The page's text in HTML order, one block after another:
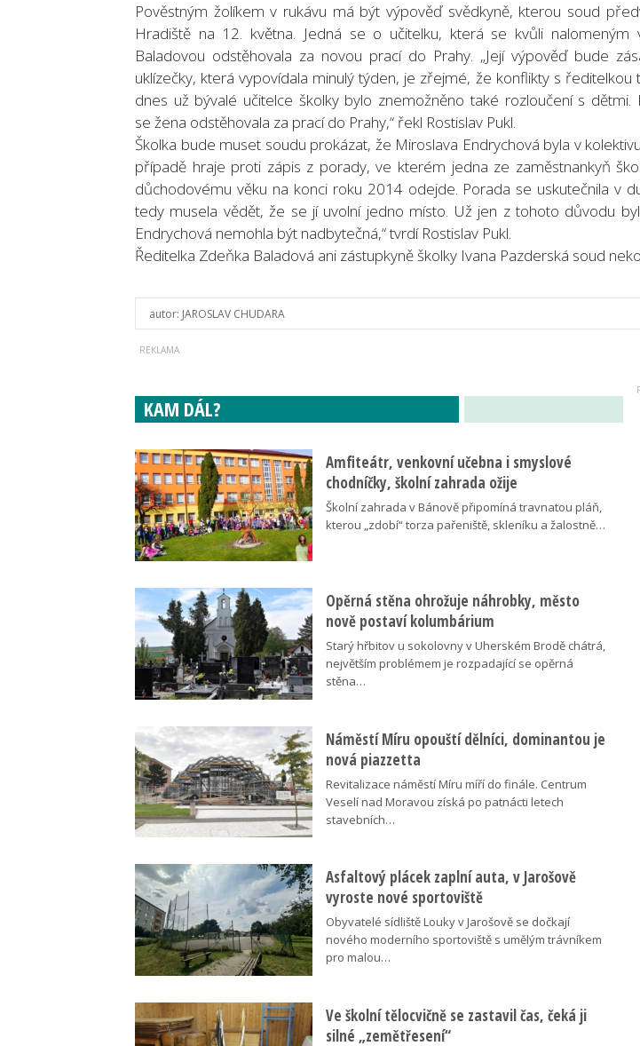
Pověstným žolíkem v rukávu má být výpověď svědkyně, kterou soud
Hradiště na 12. května. Jedná se o učitelku, která se kvůli nalomeným
Baladovou odstěhovala za novou prací do Prahy. „Její výpověď bude
uklízečky, která vypovídala minulý týden, je zřejmé, že konflikty s ředitelkou
dnes už bývalé učitelce školky bylo znemožněno také rozloučení s dětmi.
se žena odstěhovala za prací do Prahy,“ řekl Rostislav Pukl.
Školka bude muset soudu prokázat, že Miroslava Endrychová byla v
případě hraje proti zápis z porady, ve kterém jedna ze zaměstnankyň
důchodovému věku na konci roku 2014 odejde. Porada se uskutečnila v
tedy musela vědět, že se jí uvolní jedno místo. Už jen z tohoto důvodu
Endrychová nemohla být nadbytečná,“ tvrdí Rostislav Pukl.
Ředitelka Zdeňka Baladová ani zástupkyně školky Ivana Pazderská soud
autor: JAROSLAV CHUDARA
KAM DÁL?
Amfiteátr, venkovní učebna i smyslové
chodníčky, školní zahrada ožije
Školní zahrada v Bánově připomíná travnatou pláň,
kterou „zdobí“ torza pařeniště, skleníku a žalostně…
Opěrná stěna ohrožuje náhrobky, město
nově postaví kolumbárium
Starý hřbitov u sokolovny v Uherském Brodě chátrá,
největším problémem je rozpadající se opěrná
stěna…
Náměstí Míru opouští dělníci, dominantou je
nová piazzetta
Revitalizace náměstí Míru míří do finále. Centrum
Veselí nad Moravou získá po patnácti letech
stavebních…
Asfaltový plácek zaplní auta, v Jarošově
vyroste nové sportoviště
Obyvatelé sídliště Louky v Jarošově se dočkají
nového moderního sportoviště s umělým trávníkem
pro malou…
Ve školní tělocvičně se zastavil čas, čeká ji
silné „zemětřesení“